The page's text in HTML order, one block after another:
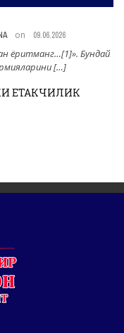
on 09.06.2026
ёритманг…[1]». Бундай
[…]
ЕТАКЧИЛИК